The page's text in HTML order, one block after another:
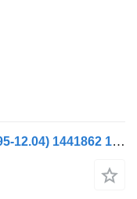
Монитор Scania 4-series 124 (01.95-12.04) 1441862 1411641 для тягача Scania 4-series (1995-2006)